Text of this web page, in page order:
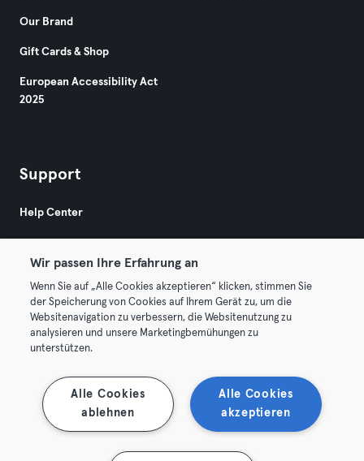
Our Brand
Gift Cards & Shop
European Accessibility Act
2025
Support
Help Center
© 2026 Urban Sports Group GmbH. All rights reserved.
Terms & Conditions
Terminate contracts here Withdraw contracts here
Wir passen Ihre Erfahrung an
Wenn Sie auf „Alle Cookies akzeptieren“ klicken, stimmen Sie
der Speicherung von Cookies auf Ihrem Gerät zu, um die
Websitenavigation zu verbessern, die Websitenutzung zu
analysieren und unsere Marketingbemühungen zu
unterstützen.
Alle Cookies
akzeptieren
Alle Cookies
ablehnen